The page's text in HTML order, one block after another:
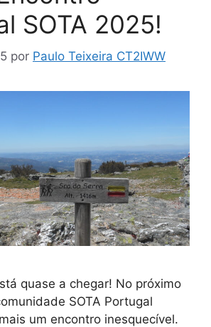
SOTA 2025!
por Paulo Teixeira CT2IWW
quase a chegar! No próximo
SOTA Portugal
um encontro inesquecível.